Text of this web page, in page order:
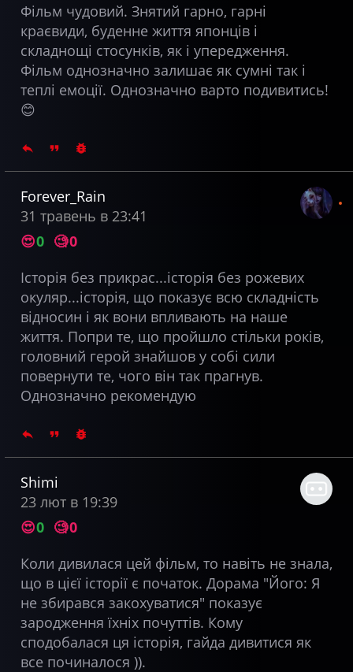
Фільм чудовий. Знятий гарно, гарні
краєвиди, буденне життя японців і
складнощі стосунків, як і упередження.
Фільм однозначно залишає як сумні так і
теплі емоції. Однозначно варто подивитись!
😊
Forever_Rain
31 травень в 23:41
😍0 🧐0
Історія без прикрас...історія без рожевих
окуляр...історія, що показує всю складність
відносин і як вони впливають на наше
життя. Попри те, що пройшло стільки років,
головний герой знайшов у собі сили
повернути те, чого він так прагнув.
Однозначно рекомендую
Shimi
23 лют в 19:39
😍0 🧐0
Коли дивилася цей фільм, то навіть не знала,
що в цієї історії є початок. Дорама "Його: Я
не збирався закохуватися" показує
зародження їхніх почуттів. Кому
сподобалася ця історія, гайда дивитися як
все починалося )).